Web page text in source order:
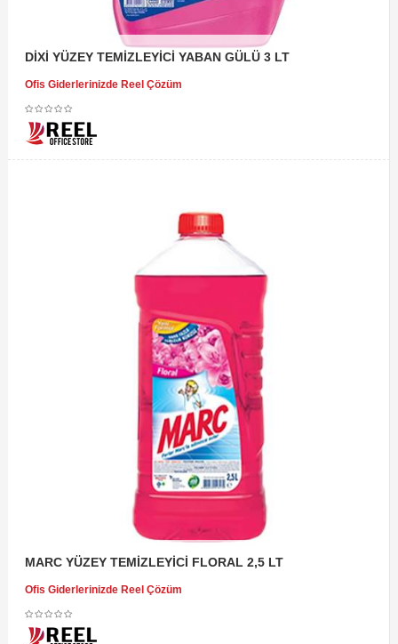
DİXİ YÜZEY TEMİZLEYİCİ YABAN GÜLÜ 3 LT
Ofis Giderlerinizde Reel Çözüm
MARC YÜZEY TEMİZLEYİCİ FLORAL 2,5 LT
Ofis Giderlerinizde Reel Çözüm